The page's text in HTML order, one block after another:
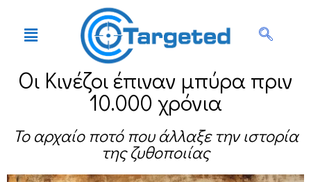
Οι Κινέζοι έπιναν μπύρα πριν
10.000 χρόνια
Το αρχαίο ποτό που άλλαξε την ιστορία
της ζυθοποιίας